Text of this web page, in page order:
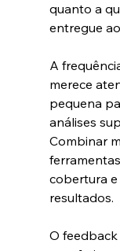
quanto a
entregue
A
merece
pequena
análises
Combinar
cobertura
resultados.
O